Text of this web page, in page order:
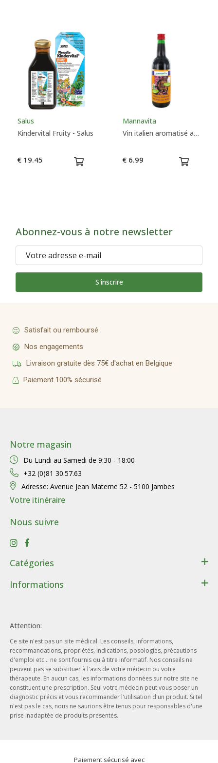
Salus
Kindervital Fruity - Salus
€ 19.45
Mannavita
Vin italien aromatisé aux herbes 11,5% - Mannavita
€ 6.99
Abonnez-vous à notre newsletter
S'inscrire
Satisfait ou remboursé
Nos engagements
Livraison gratuite dès 75€ d'achat en Belgique
Paiement 100% sécurisé
Catégories
Santé
Cadeaux
Phytothérapie
Aromathérapie
Ayurveda
Herboristerie
Nos actualités
Nos marques
Informations
Données personnelles
Conditions d’utilisation du site web
Notre entreprise
Nos engagements
Nos offres d'emploi
Notre magasin
Du Lundi au Samedi de 9:30 - 18:00
+32 (0)81 30.57.63
Adresse: Avenue Jean Materne 52 - 5100 Jambes
Votre itinéraire
Nous suivre
Attention:
Ce site n'est pas un site médical. Les conseils, informations,
recommandations, propriétés, indications, posologies, précautions
d'emploi etc... ne sont fournis qu'à titre informatif. Nos conseils ne
peuvent pas se substituer à l'avis de votre médecin ou votre
thérapeute. En aucun cas, les informations données sur notre site ne
constituent une prescription. Seul votre médecin peut vous poser un
diagnostic précis et vous recommander l'utilisation d'un produit. Si tel
n'est pas le cas, nous ne saurions être tenus pour responsables d'une
prise inadaptée de produits présentés.
Paiement sécurisé avec